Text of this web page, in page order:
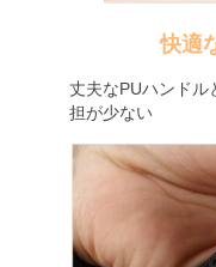
快適
丈夫なPUハンドル
担が少ない